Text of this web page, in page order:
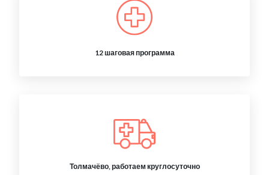
12 шаговая программа
Толмачёво, работаем круглосуточно